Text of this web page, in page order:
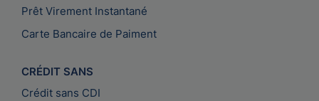
Prêt Virement Instantané
Carte Bancaire de Paiment
CRÉDIT SANS
Crédit sans CDI